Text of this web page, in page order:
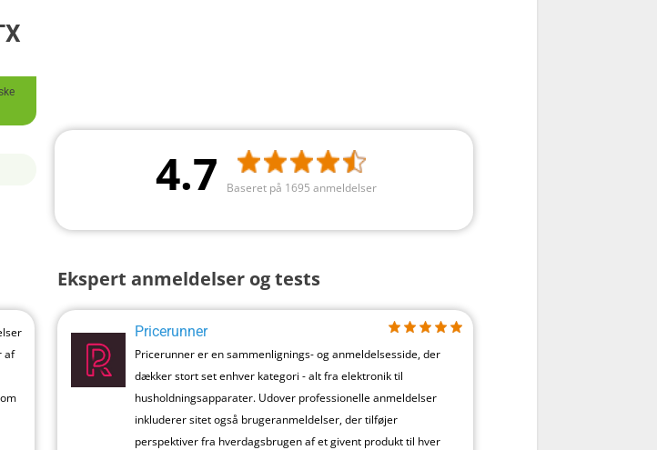
4.7 Baseret på 1695 anmeldelser
af
Ekspert anmeldelser og tests
Pricerunner
Pricerunner er en sammenlignings- og anmeldelsesside, der
dækker stort set enhver kategori - alt fra elektronik til
husholdningsapparater. Udover professionelle anmeldelser
inkluderer sitet også brugeranmeldelser, der tilføjer
perspektiver fra hverdagsbrugen af et givent produkt til hver